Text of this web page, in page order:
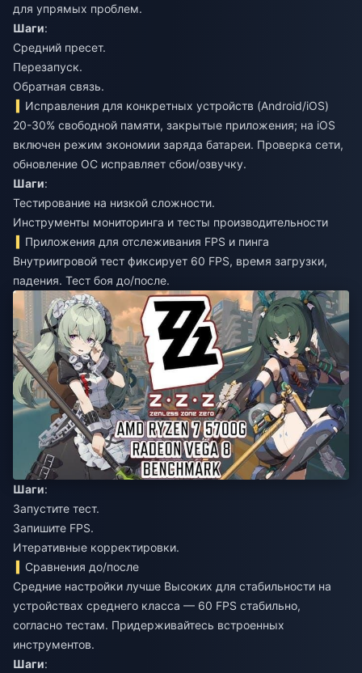
для упрямых проблем.
Шаги:
Средний пресет.
Перезапуск.
Обратная связь.
Исправления для конкретных устройств (Android/iOS)
20-30% свободной памяти, закрытые приложения; на iOS
включен режим экономии заряда батареи. Проверка сети,
обновление ОС исправляет сбои/озвучку.
Шаги:
Тестирование на низкой сложности.
Инструменты мониторинга и тесты производительности
Приложения для отслеживания FPS и пинга
Внутриигровой тест фиксирует 60 FPS, время загрузки,
падения. Тест боя до/после.
Шаги:
Запустите тест.
Запишите FPS.
Итеративные корректировки.
Сравнения до/после
Средние настройки лучше Высоких для стабильности на
устройствах среднего класса — 60 FPS стабильно,
согласно тестам. Придерживайтесь встроенных
инструментов.
Шаги: